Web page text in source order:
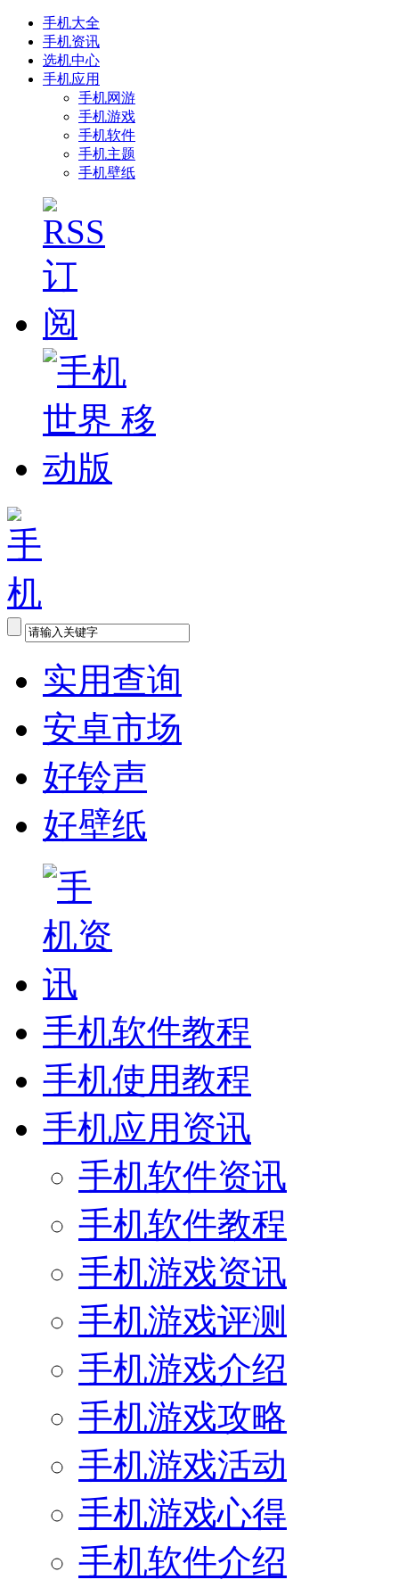
手机大全
手机资讯
选机中心
手机应用
手机网游
手机游戏
手机软件
手机主题
手机壁纸
实用查询
安卓市场
好铃声
好壁纸
手机软件教程
手机使用教程
手机应用资讯
手机软件资讯
手机软件教程
手机游戏资讯
手机游戏评测
手机游戏介绍
手机游戏攻略
手机游戏活动
手机游戏心得
手机软件介绍